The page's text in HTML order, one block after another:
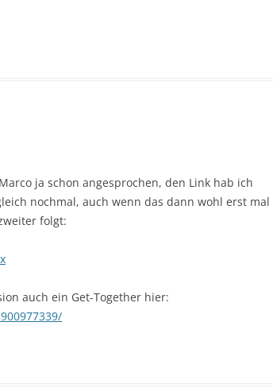
ja schon angesprochen, den Link hab ich
nochmal, auch wenn das dann wohl erst mal
folgt:
auch ein Get-Together hier: